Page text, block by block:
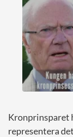
Kronprinsparet
representera